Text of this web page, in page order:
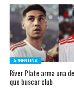
ARGENTINA
River Plate arma una
que buscar club